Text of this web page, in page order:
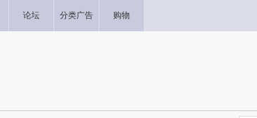
论坛 分类广告 购物